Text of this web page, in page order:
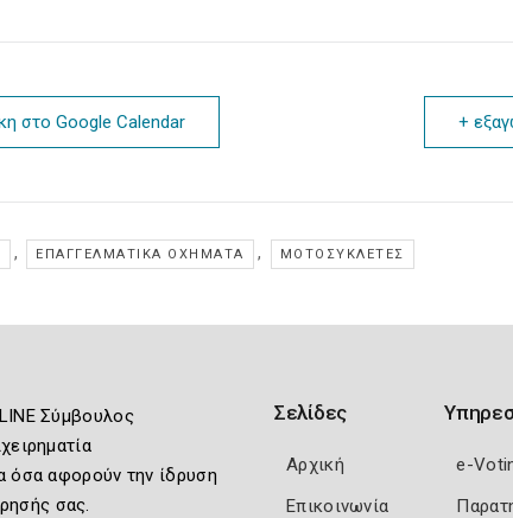
στο Google Calendar +
, ΕΠΑΓΓΕΛΜΑΤΙΚΆ ΟΧΉΜΑΤΑ , ΜΟΤΟΣΥΚΛΈΤΕΣ
Σύμβουλος
όσα αφορούν την ίδρυση
σας.
Σελίδες
Αρχική
Επικοινωνία
e-